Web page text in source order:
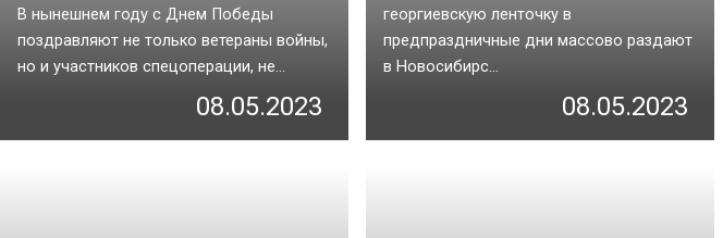
В нынешнем году с Днем Победы
поздравляют не только ветераны войны,
но и участников спецоперации, не...
08.05.2023
георгиевскую ленточку в
предпраздничные дни массово раздают
в Новосибирс...
08.05.2023